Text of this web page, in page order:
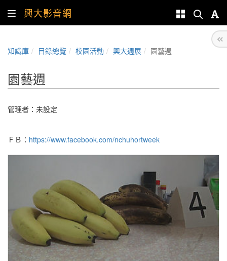
興大影音網
知識庫 目錄總覽 校園活動 興大週展 園藝週
園藝週
管理者：未設定
ＦＢ： https://www.facebook.com/nchuhortweek